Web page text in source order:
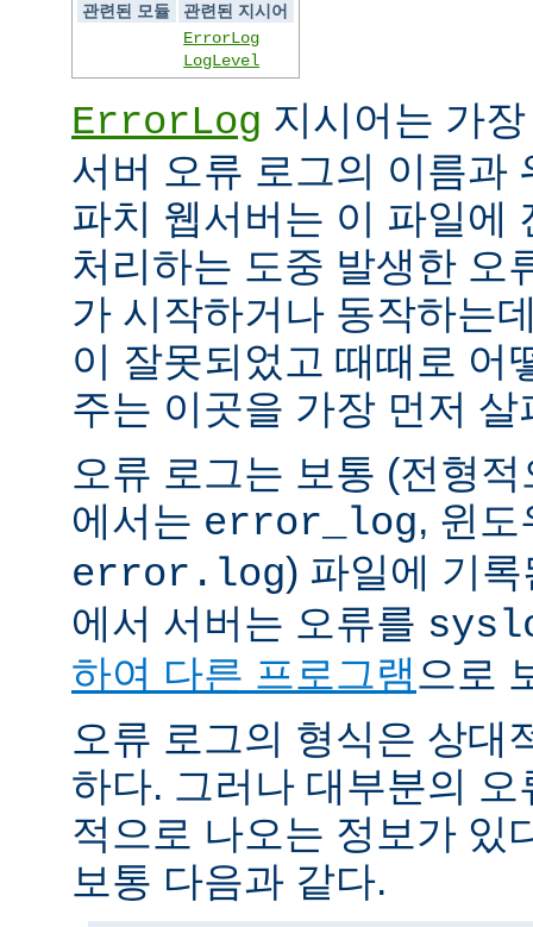
관련된 모듈
관련된 지시어
ErrorLog
LogLevel
ErrorLog 지시어는 가
서버 오류 로그의 이름과
파치 웹서버는 이 파일에
처리하는 도중 발생한 오
가 시작하거나 동작하는
이 잘못되었고 때때로 어
주는 이곳을 가장 먼저 살
오류 로그는 보통 (전형
에서는 error_log, 윈
error.log) 파일에 기
에서 서버는 오류를
하여 다른 프로그램으로
오류 로그의 형식은 상대
하다. 그러나 대부분의
적으로 나오는 정보가 있
보통 다음과 같다.